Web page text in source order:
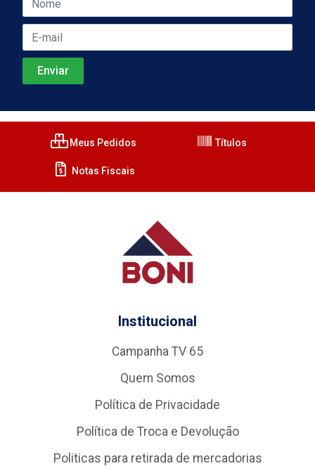
Meus Pedidos Títulos
Notas Fiscais
Institucional
Campanha TV 65
Quem Somos
Política de Privacidade
Política de Troca e Devolução
Politicas para retirada de mercadorias